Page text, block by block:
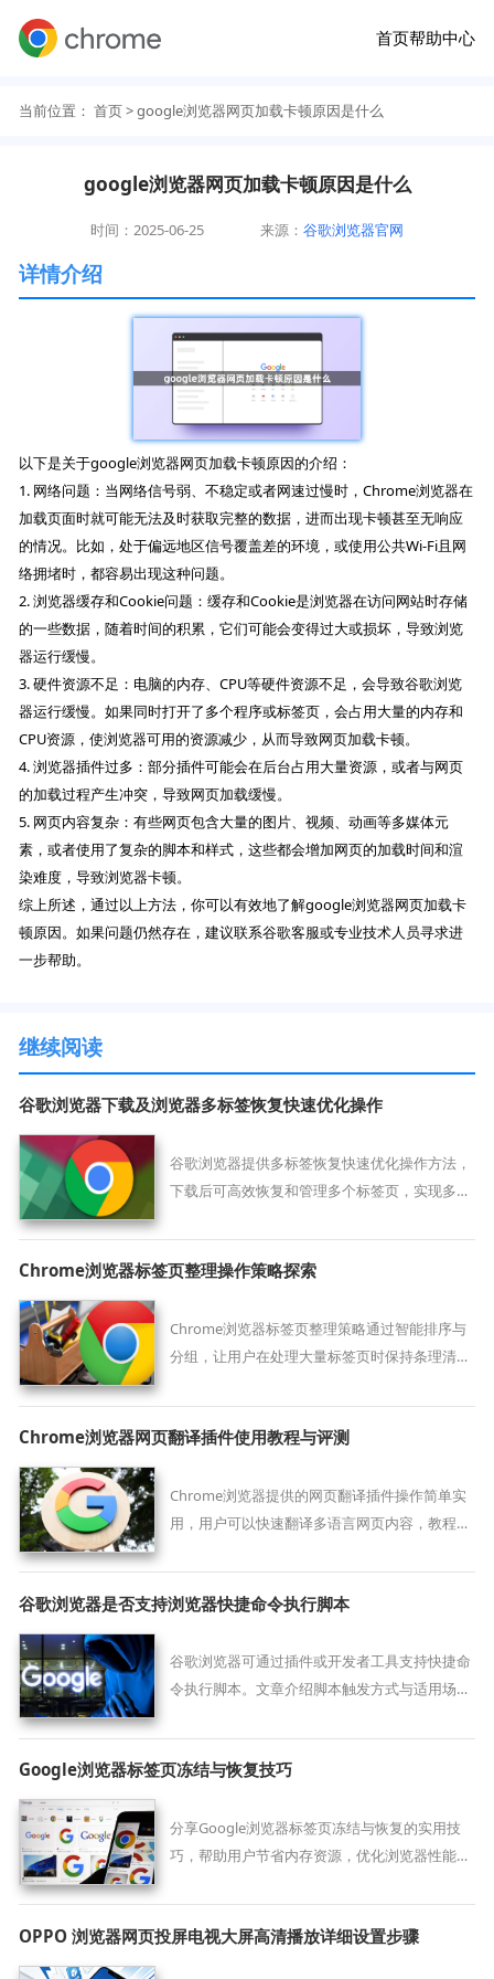
首页帮助中心
当前位置： 首页> google浏览器网页加载卡顿原因是什么
google浏览器网页加载卡顿原因是什么
时间：2025-06-25 来源：谷歌浏览器官网
详情介绍
以下是关于google浏览器网页加载卡顿原因的介绍：
1. 网络问题：当网络信号弱、不稳定或者网速过慢时，Chrome浏览器在
加载页面时就可能无法及时获取完整的数据，进而出现卡顿甚至无响应
的情况。比如，处于偏远地区信号覆盖差的环境，或使用公共Wi-Fi且网
络拥堵时，都容易出现这种问题。
2. 浏览器缓存和Cookie问题：缓存和Cookie是浏览器在访问网站时存储
的一些数据，随着时间的积累，它们可能会变得过大或损坏，导致浏览
器运行缓慢。
3. 硬件资源不足：电脑的内存、CPU等硬件资源不足，会导致谷歌浏览
器运行缓慢。如果同时打开了多个程序或标签页，会占用大量的内存和
CPU资源，使浏览器可用的资源减少，从而导致网页加载卡顿。
4. 浏览器插件过多：部分插件可能会在后台占用大量资源，或者与网页
的加载过程产生冲突，导致网页加载缓慢。
5. 网页内容复杂：有些网页包含大量的图片、视频、动画等多媒体元
素，或者使用了复杂的脚本和样式，这些都会增加网页的加载时间和渲
染难度，导致浏览器卡顿。
综上所述，通过以上方法，你可以有效地了解google浏览器网页加载卡
顿原因。如果问题仍然存在，建议联系谷歌客服或专业技术人员寻求进
一步帮助。
继续阅读
谷歌浏览器下载及浏览器多标签恢复快速优化操作
谷歌浏览器提供多标签恢复快速优化操作方法，
下载后可高效恢复和管理多个标签页，实现多任
率。
Chrome浏览器标签页整理操作策略探索
Chrome浏览器标签页整理策略通过智能排序与
分组，让用户在处理大量标签页时保持条理清
Chrome浏览器网页翻译插件使用教程与评测
Chrome浏览器提供的网页翻译插件操作简单实
用，用户可以快速翻译多语言网页内容，教程详
效。
谷歌浏览器是否支持浏览器快捷命令执行脚本
谷歌浏览器可通过插件或开发者工具支持快捷命
令执行脚本。文章介绍脚本触发方式与适用场
Google浏览器标签页冻结与恢复技巧
分享Google浏览器标签页冻结与恢复的实用技
巧，帮助用户节省内存资源，优化浏览器性能，
OPPO 浏览器网页投屏电视大屏高清播放详细设置步骤